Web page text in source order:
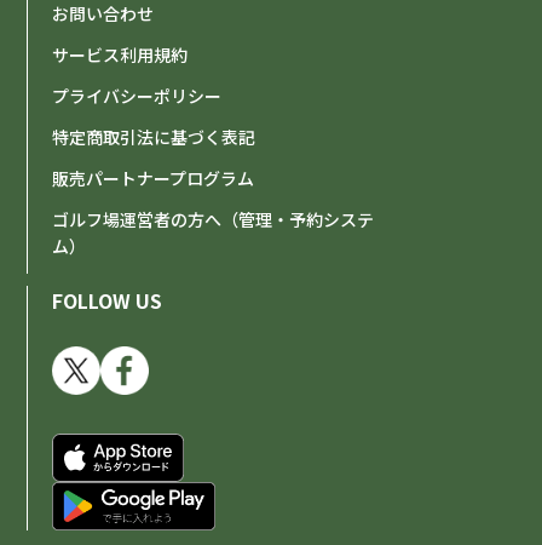
お問い合わせ
サービス利用規約
プライバシーポリシー
特定商取引法に基づく表記
販売パートナープログラム
ゴルフ場運営者の方へ（管理・予約システ
ム）
FOLLOW US